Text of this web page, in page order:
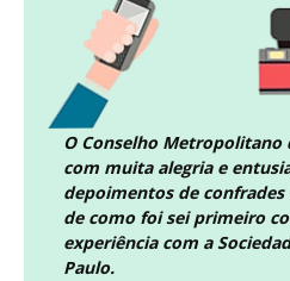
O Conselho Metropolitano
com muita alegria e
depoimentos de confrades
de como foi sei primeiro
experiência com a
Paulo.